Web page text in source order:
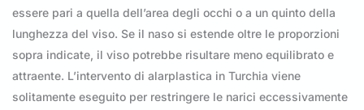
essere pari a quella dell’area degli occhi o a un quinto della
lunghezza del viso. Se il naso si estende oltre le proporzioni
sopra indicate, il viso potrebbe risultare meno equilibrato e
attraente. L’intervento di alarplastica in Turchia viene
solitamente eseguito per restringere le narici eccessivamente